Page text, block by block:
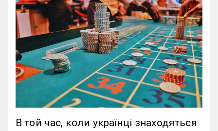
В той час, коли українці знаходяться